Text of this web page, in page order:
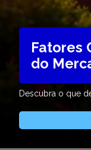
Fatores
do
Descubra o que